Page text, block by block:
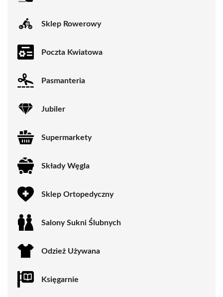
Sklep Rowerowy
Poczta Kwiatowa
Pasmanteria
Jubiler
Supermarkety
Składy Węgla
Sklep Ortopedyczny
Salony Sukni Ślubnych
Odzież Używana
Księgarnie